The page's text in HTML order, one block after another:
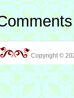
Copyright ©